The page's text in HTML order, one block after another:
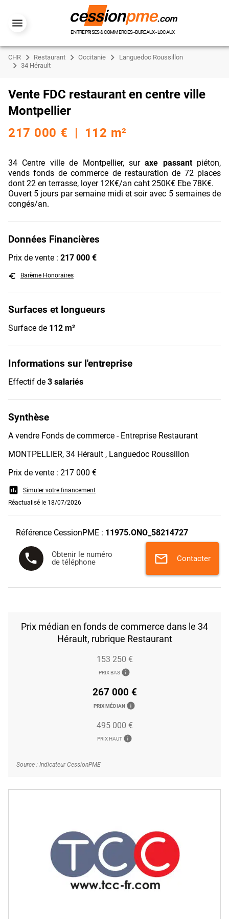
ENTREPRISES & COMMERCES - BUREAUX - LOCAUX
CHR Restaurant Occitanie
Languedoc Roussillon
34 Hérault
Vente FDC restaurant en centre ville
Montpellier
217 000 € | 112 m²
34 Centre ville de Montpellier, suraxe passantpiéton,
vends fonds de commerce de restauration de 72 places
dont 22 en terrasse, loyer 12K€/an caht 250K€ Ebe 78K€.
Ouvert 5 jours par semaine midi et soir avec 5 semaines de
congés/an.
Données Financières
Prix de vente : 217 000 €
euro_symbol Barème Honoraires
Surfaces et longueurs
Surface de 112 m²
Informations sur l'entreprise
Effectif de 3 salariés
Synthèse
A vendre Fonds de commerce - Entreprise Restaurant
MONTPELLIER, 34 Hérault , Languedoc Roussillon
Prix de vente : 217 000 €
assessment
Simuler votre financement
Réactualisé le 18/07/2026
Référence CessionPME : 11975.ONO_58214727
phone
Obtenir le numéro
de téléphone
mail Contacter
Prix médian en fonds de commerce dans le 34
Hérault, rubrique Restaurant
153 250 €
PRIX BAS info
267 000 €
PRIX MÉDIAN info
495 000 €
PRIX HAUT info
Source : Indicateur CessionPME